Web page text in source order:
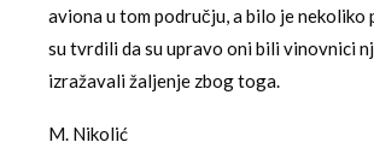
aviona u tom području, a bilo je nekoliko
su tvrdili da su upravo oni bili vinovnici
izražavali žaljenje zbog toga.
M. Nikolić